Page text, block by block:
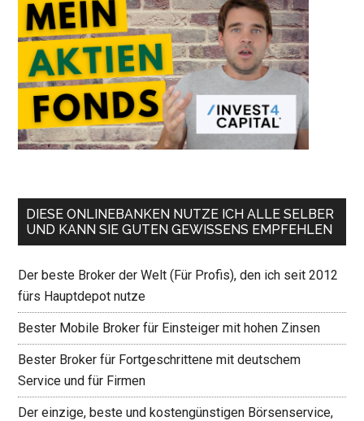
DIESE ONLINEBANKEN NUTZE ICH ALLE SELBER
UND KANN SIE GUTEN GEWISSENS EMPFEHLEN
Der beste Broker der Welt (Für Profis), den ich seit 2012
fürs Hauptdepot nutze
Bester Mobile Broker für Einsteiger mit hohen Zinsen
Bester Broker für Fortgeschrittene mit deutschem
Service und für Firmen
Der einzige, beste und kostengünstigen Börsenservice,